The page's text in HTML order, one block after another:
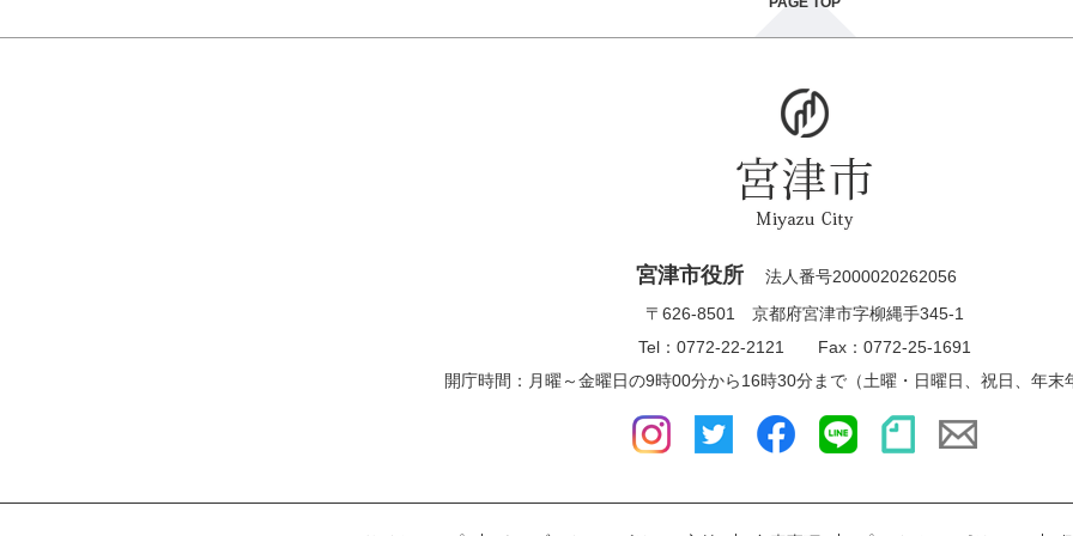
宮津市役所
法人番号2000020262056
〒626-8501 京都府宮津市字柳縄手345-1
Tel：0772-22-2121 Fax：0772-25-1691
開庁時間：月曜～金曜日の9時00分から16時30分まで（土曜・日曜日、祝日、年末